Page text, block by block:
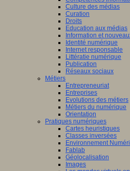
Culture des médias
Curation
Droits
Education aux médias
Information et
Identité numérique
Internet responsable
Littératie numérique
Publication
Réseaux sociaux
Métiers
Entrepreneuriat
Entreprises
Evolutions des métiers
Métiers du numérique
Orientation
Pratiques numériques
Cartes heuristiques
Classes inversées
Environnement
Fablab
Géolocalisation
Images